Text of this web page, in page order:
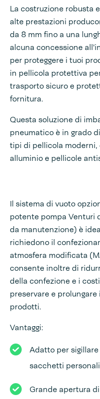
La costruzione robusta
alte prestazioni
da 8 mm fino a una
alcuna concessione
per proteggere i tuoi
in pellicola protettiva
trasporto sicuro e
fornitura.
Questa soluzione di
pneumatico è in grado
tipi di pellicola moderni,
alluminio e pellicole
Il sistema di vuoto
potente pompa Venturi
da manutenzione) è
richiedono il
atmosfera modificata
consente inoltre di
della confezione e i
preservare e
prodotti.
Vantaggi:
Adatto per
sacchetti
Grande apertura